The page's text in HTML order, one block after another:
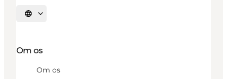
Vælg sprog
Om os
Om os